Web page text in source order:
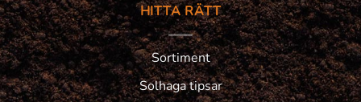
HITTA RÄTT
Sortiment
Solhaga tipsar